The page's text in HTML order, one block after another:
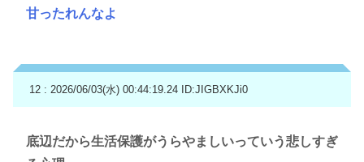
甘ったれんなよ
12 : 2026/06/03(水) 00:44:19.24 ID:JIGBXKJi0
底辺だから生活保護がうらやましいっていう悲しすぎ